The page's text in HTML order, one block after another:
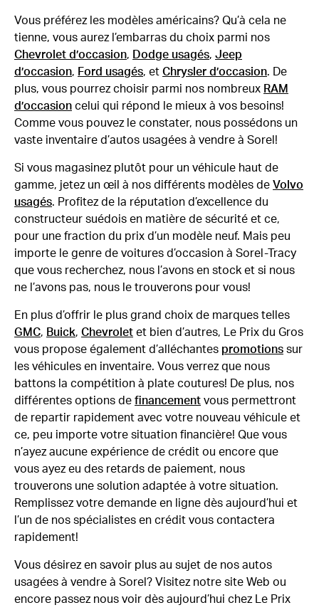
Vous préférez les modèles américains? Qu’à cela ne
tienne, vous aurez l’embarras du choix parmi nos
Chevrolet d’occasion, Dodge usagés, Jeep
d’occasion, Ford usagés, et Chrysler d’occasion. De
plus, vous pourrez choisir parmi nos nombreux RAM
d’occasion celui qui répond le mieux à vos besoins!
Comme vous pouvez le constater, nous possédons un
vaste inventaire d’autos usagées à vendre à Sorel!
Si vous magasinez plutôt pour un véhicule haut de
gamme, jetez un œil à nos différents modèles de Volvo
usagés. Profitez de la réputation d’excellence du
constructeur suédois en matière de sécurité et ce,
pour une fraction du prix d’un modèle neuf. Mais peu
importe le genre de voitures d’occasion à Sorel-Tracy
que vous recherchez, nous l’avons en stock et si nous
ne l’avons pas, nous le trouverons pour vous!
En plus d’offrir le plus grand choix de marques telles
GMC, Buick, Chevrolet et bien d’autres, Le Prix du Gros
vous propose également d’alléchantes promotions sur
les véhicules en inventaire. Vous verrez que nous
battons la compétition à plate coutures! De plus, nos
différentes options de financement vous permettront
de repartir rapidement avec votre nouveau véhicule et
ce, peu importe votre situation financière! Que vous
n’ayez aucune expérience de crédit ou encore que
vous ayez eu des retards de paiement, nous
trouverons une solution adaptée à votre situation.
Remplissez votre demande en ligne dès aujourd’hui et
l’un de nos spécialistes en crédit vous contactera
rapidement!
Vous désirez en savoir plus au sujet de nos autos
usagées à vendre à Sorel? Visitez notre site Web ou
encore passez nous voir dès aujourd’hui chez Le Prix